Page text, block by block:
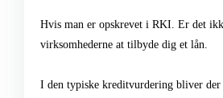
Hvis man er opskrevet i RKI. Er det
virksomhederne at tilbyde dig et lån.
I den typiske kreditvurdering bliver